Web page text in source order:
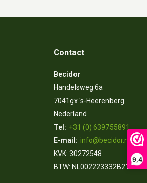
9,4
Contact
Becidor
Handelsweg 6a
7041gx 's-Heerenberg
Nederland
Tel: +31 (0) 639755891
E-mail: info@becidor.nl
KVK: 30272548
BTW: NL002223332B21